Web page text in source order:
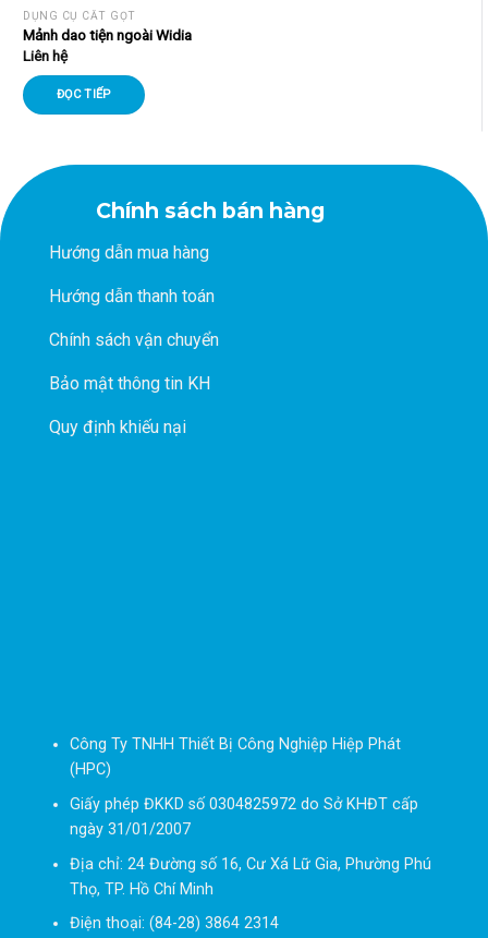
DỤNG CỤ CẮT GỌT
Mảnh dao tiện ngoài Widia
Liên hệ
ĐỌC TIẾP
Chính sách bán hàng
Hướng dẫn mua hàng
Hướng dẫn thanh toán
Chính sách vận chuyển
Bảo mật thông tin KH
Quy định khiếu nại
Công Ty TNHH Thiết Bị Công Nghiệp Hiệp Phát
(HPC)
Giấy phép ĐKKD số 0304825972 do Sở KHĐT cấp
ngày 31/01/2007
Địa chỉ: 24 Đường số 16, Cư Xá Lữ Gia, Phường Phú
Thọ, TP. Hồ Chí Minh
Điện thoại: (84-28) 3864 2314